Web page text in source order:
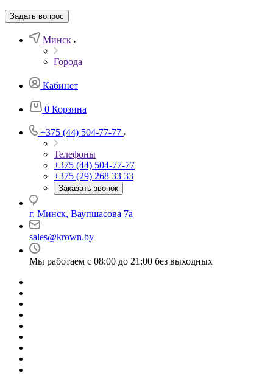
Задать вопрос
Минск
Города
Кабинет
0 Корзина
+375 (44) 504-77-77
Телефоны
+375 (44) 504-77-77
+375 (29) 268 33 33
Заказать звонок
г. Минск, Ваупшасова 7а
sales@krown.by
Мы работаем с 08:00 до 21:00 без выходных